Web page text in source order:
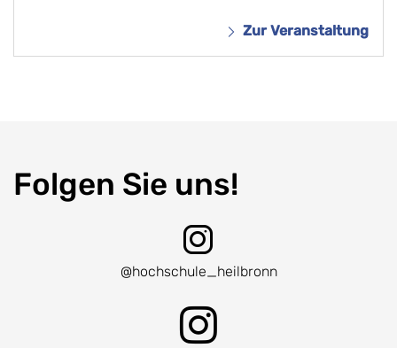
Zur Veranstaltung
Folgen Sie uns!
@hochschule_heilbronn